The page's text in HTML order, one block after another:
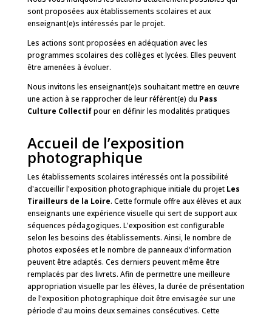
sont proposées aux établissements scolaires et aux
enseignant(e)s intéressés par le projet.
Les actions sont proposées en adéquation avec les
programmes scolaires des collèges et lycées. Elles peuvent
être amenées à évoluer.
Nous invitons les enseignant(e)s souhaitant mettre en œuvre
une action à se rapprocher de leur référent(e) du Pass
Culture Collectifpour en définir les modalités pratiques
Accueil de l’exposition
photographique
Les établissements scolaires intéressés ont la possibilité
d'accueillir l'exposition photographique initiale du projet Les
Tirailleurs de la Loire. Cette formule offre aux élèves et aux
enseignants une expérience visuelle qui sert de support aux
séquences pédagogiques. L'exposition est configurable
selon les besoins des établissements. Ainsi, le nombre de
photos exposées et le nombre de panneaux d'information
peuvent être adaptés. Ces derniers peuvent même être
remplacés par des livrets. Afin de permettre une meilleure
appropriation visuelle par les élèves, la durée de présentation
de l'exposition photographique doit être envisagée sur une
période d'au moins deux semaines consécutives. Cette